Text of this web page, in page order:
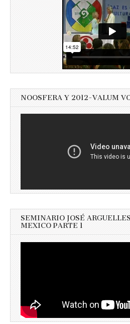
NOOSFERA Y 2012-VALUM
SEMINARIO JOSÉ
MEXICO PARTE 1